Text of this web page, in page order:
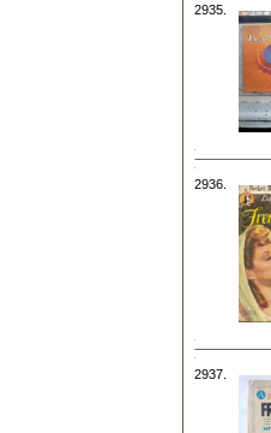
2935.
2936.
2937.